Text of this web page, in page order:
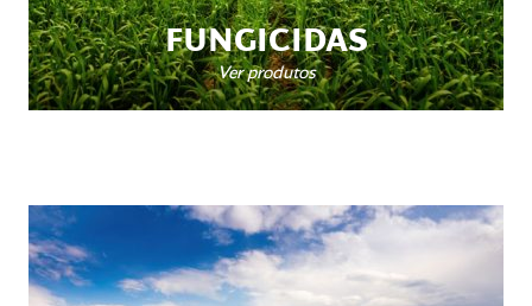
FUNGICIDAS
Ver produtos